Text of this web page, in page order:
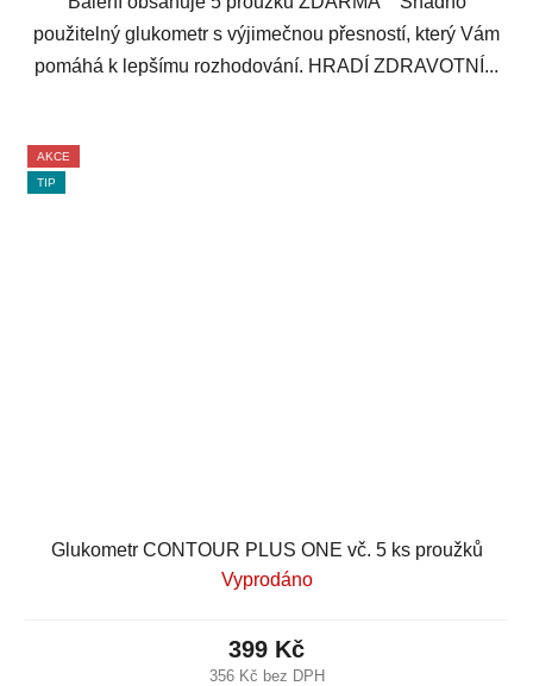
použitelný glukometr s výjimečnou přesností, který Vám
pomáhá k lepšímu rozhodování. HRADÍ ZDRAVOTNÍ...
AKCE
TIP
Glukometr CONTOUR PLUS ONE vč. 5 ks proužků
Vyprodáno
356 Kč bez DPH
399 Kč